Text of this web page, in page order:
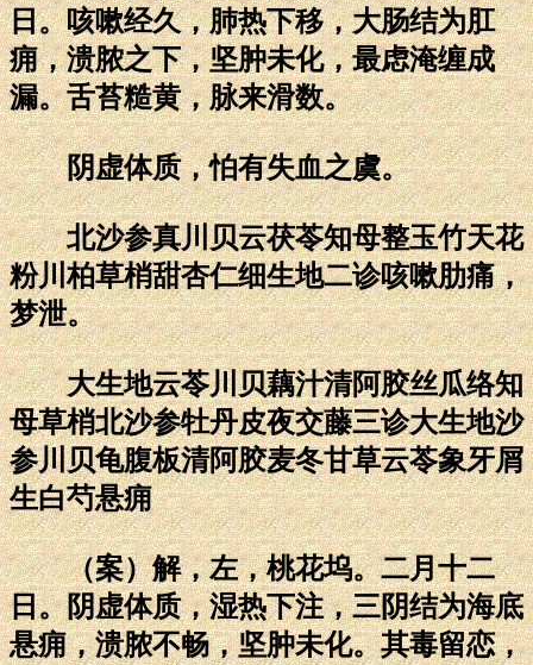
日。咳嗽经久，肺热下移，大肠结为肛
痈，溃脓之下，坚肿未化，最虑淹缠成
漏。舌苔糙黄，脉来滑数。
阴虚体质，怕有失血之虞。
北沙参真川贝云茯苓知母整玉竹天花
粉川柏草梢甜杏仁细生地二诊咳嗽肋痛，
梦泄。
大生地云苓川贝藕汁清阿胶丝瓜络知
母草梢北沙参牡丹皮夜交藤三诊大生地沙
参川贝龟腹板清阿胶麦冬甘草云苓象牙屑
生白芍悬痈
（案）解，左，桃花坞。二月十二
日。阴虚体质，湿热下注，三阴结为海底
悬痈，溃脓不畅，坚肿未化。其毒留恋，